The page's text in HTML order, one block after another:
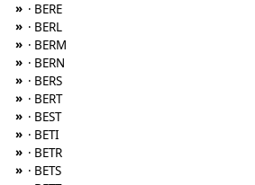
» · BERE
» · BERL
» · BERM
» · BERN
» · BERS
» · BERT
» · BEST
» · BETI
» · BETR
» · BETS